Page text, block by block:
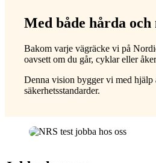
Med både hårda
Bakom varje vägräcke vi på
oavsett om du går, cyklar eller
Denna vision bygger vi med hjälp
säkerhetsstandarder.